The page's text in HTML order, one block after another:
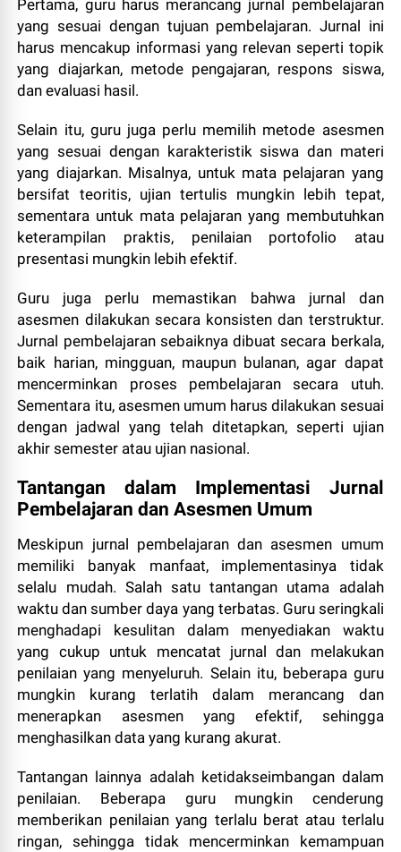
Pertama, guru harus merancang jurnal pembelajaran
yang sesuai dengan tujuan pembelajaran. Jurnal ini
harus mencakup informasi yang relevan seperti topik
yang diajarkan, metode pengajaran, respons siswa,
dan evaluasi hasil.
Selain itu, guru juga perlu memilih metode asesmen
yang sesuai dengan karakteristik siswa dan materi
yang diajarkan. Misalnya, untuk mata pelajaran yang
bersifat teoritis, ujian tertulis mungkin lebih tepat,
sementara untuk mata pelajaran yang membutuhkan
keterampilan praktis, penilaian portofolio atau
presentasi mungkin lebih efektif.
Guru juga perlu memastikan bahwa jurnal dan
asesmen dilakukan secara konsisten dan terstruktur.
Jurnal pembelajaran sebaiknya dibuat secara berkala,
baik harian, mingguan, maupun bulanan, agar dapat
mencerminkan proses pembelajaran secara utuh.
Sementara itu, asesmen umum harus dilakukan sesuai
dengan jadwal yang telah ditetapkan, seperti ujian
akhir semester atau ujian nasional.
Tantangan dalam Implementasi Jurnal
Pembelajaran dan Asesmen Umum
Meskipun jurnal pembelajaran dan asesmen umum
memiliki banyak manfaat, implementasinya tidak
selalu mudah. Salah satu tantangan utama adalah
waktu dan sumber daya yang terbatas. Guru seringkali
menghadapi kesulitan dalam menyediakan waktu
yang cukup untuk mencatat jurnal dan melakukan
penilaian yang menyeluruh. Selain itu, beberapa guru
mungkin kurang terlatih dalam merancang dan
menerapkan asesmen yang efektif, sehingga
menghasilkan data yang kurang akurat.
Tantangan lainnya adalah ketidakseimbangan dalam
penilaian. Beberapa guru mungkin cenderung
memberikan penilaian yang terlalu berat atau terlalu
ringan, sehingga tidak mencerminkan kemampuan